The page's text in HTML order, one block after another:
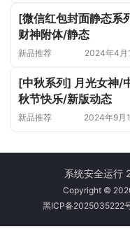
[微信红包封面静态系
财神附体/静态
新品推荐 2024年4月
[中秋系列] 月光女神/
秋节快乐/新版动态
新品推荐 2024年9月
系统安全运行
Copyright ©
黑ICP备2025035222